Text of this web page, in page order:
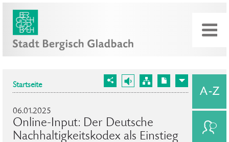
Startseite
06.01.2025
Online-Input: Der Deutsche
Nachhaltigkeitskodex als Einstieg